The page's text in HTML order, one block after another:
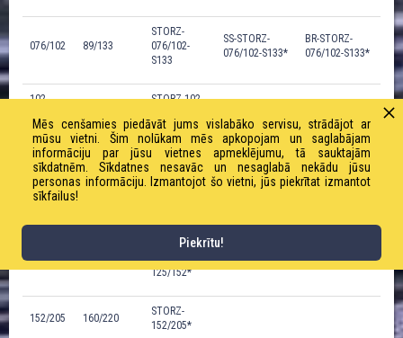
076/102 89/133
STORZ-
076/102-
S133
SS-STORZ-
076/102-S133*
BR-STORZ-
076/102-S133*
102-
STORZ-102-
102-
A/125
115/148
STORZ-102-
S115/125*
125/152 148/160
STORZ-
125/152*
152/205 160/220
STORZ-
152/205*
Mēs cenšamies piedāvāt jums vislabāko servisu, strādājot ar
mūsu vietni. Šim nolūkam mēs apkopojam un saglabājam
informāciju par jūsu vietnes apmeklējumu, tā sauktajām
sīkdatnēm. Sīkdatnes nesavāc un nesaglabā nekādu jūsu
personas informāciju. Izmantojot šo vietni, jūs piekrītat izmantot
sīkfailus!
Piekrītu!